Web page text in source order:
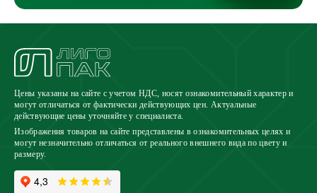
Цены указаны на сайте с учетом НДС, носят ознакомительный характер и
могут отличаться от фактически действующих цен. Актуальные
действующие цены уточняйте у специалиста.
Изображения товаров на сайте представлены в ознакомительных целях и
могут незначительно отличаться от реального внешнего вида по цвету и
размеру.